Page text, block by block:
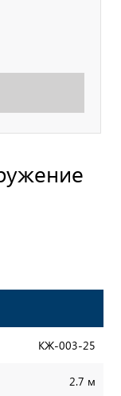
КЖ-003-25
2.7 м